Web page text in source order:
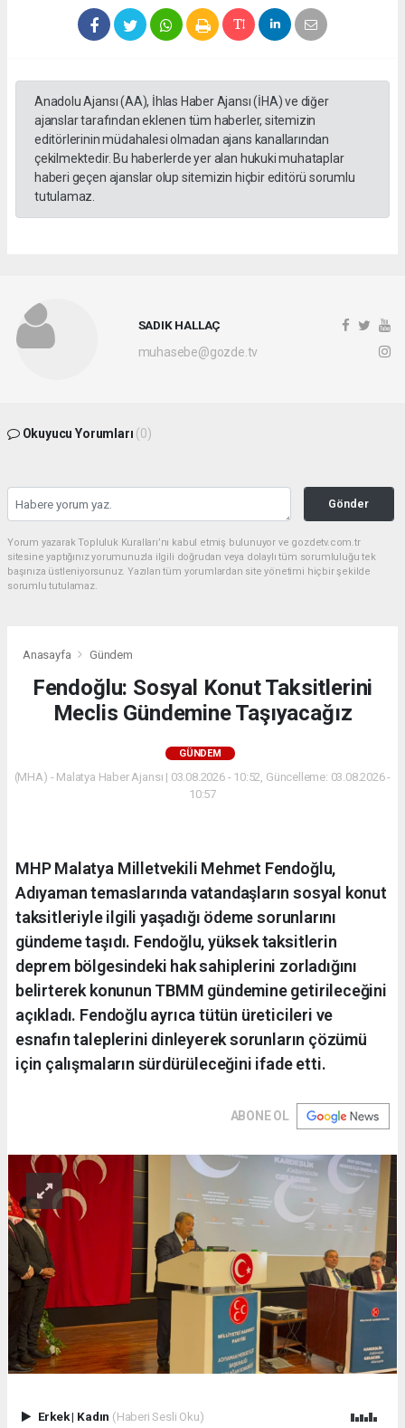
Anadolu Ajansı (AA), İhlas Haber Ajansı (İHA) ve diğer
ajanslar tarafından eklenen tüm haberler, sitemizin
editörlerinin müdahalesi olmadan ajans kanallarından
çekilmektedir. Bu haberlerde yer alan hukuki muhataplar
haberi geçen ajanslar olup sitemizin hiçbir editörü sorumlu
tutulamaz.
SADIK HALLAÇ
muhasebe@gozde.tv
Okuyucu Yorumları (0)
Gönder
Yorum yazarak Topluluk Kuralları’nı kabul etmiş bulunuyor ve gozdetv.com.tr
sitesine yaptığınız yorumunuzla ilgili doğrudan veya dolaylı tüm sorumluluğu tek
başınıza üstleniyorsunuz. Yazılan tüm yorumlardan site yönetimi hiçbir şekilde
sorumlu tutulamaz.
Anasayfa Gündem
Fendoğlu: Sosyal Konut Taksitlerini
Meclis Gündemine Taşıyacağız
GÜNDEM
(MHA) - Malatya Haber Ajansı | 03.08.2026 - 10:52, Güncelleme: 03.08.2026 -
10:57
MHP Malatya Milletvekili Mehmet Fendoğlu,
Adıyaman temaslarında vatandaşların sosyal konut
taksitleriyle ilgili yaşadığı ödeme sorunlarını
gündeme taşıdı. Fendoğlu, yüksek taksitlerin
deprem bölgesindeki hak sahiplerini zorladığını
belirterek konunun TBMM gündemine getirileceğini
açıkladı. Fendoğlu ayrıca tütün üreticileri ve
esnafın taleplerini dinleyerek sorunların çözümü
için çalışmaların sürdürüleceğini ifade etti.
ABONE OL
Erkek| Kadın (Haberi Sesli Oku)